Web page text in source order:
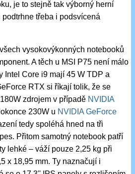
je to stejně tak výborný herní
třeba i podsvícená
vysokovýkonných notebooků
A těch u MSI P75 není málo
Intel Core i9 mají 45 W TDP a
RTX si říkají tolik, že se
zdrojem v případě NVIDIA
230W u NVIDIA GeForce
tedy spoléhá hned na tři
Přitom samotný notebook patří
lehké – váží pouze 2,25 kg při
x 18,95 mm. Ty naznačují i